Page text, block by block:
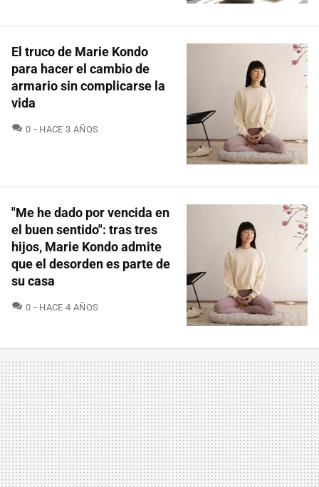
El truco de Marie Kondo
para hacer el cambio de
armario sin complicarse la
vida
0 COMENTARIOS
HACE 3 AÑOS
"Me he dado por vencida en
el buen sentido": tras tres
hijos, Marie Kondo admite
que el desorden es parte de
su casa
0 COMENTARIOS
HACE 4 AÑOS